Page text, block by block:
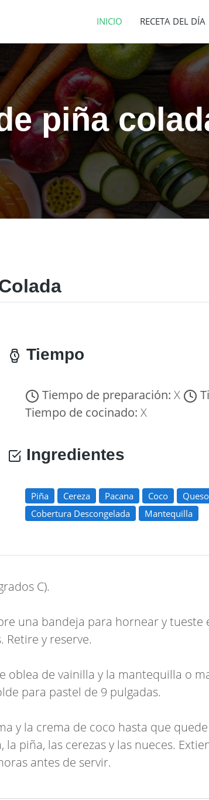
INICIO RECETA DEL DÍA
piña
Tiempo
Tiempo de preparación: X
Tiempo de cocinado: X
Ingredientes
Piña Cereza Pacana Coco
Cobertura Descongelada
Mantequilla
C).
una bandeja para hornear y
y reserve.
oblea de vainilla y la mantequilla o
para pastel de 9 pulgadas.
y la crema de coco hasta que
piña, las cerezas y las nueces.
antes de servir.